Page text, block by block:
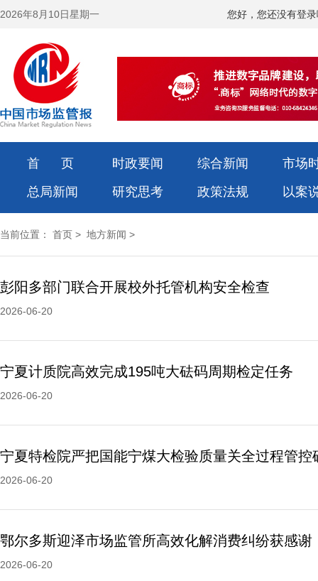
2026年8月10日星期一 您好，您还没有登
首 页 时政要闻 综合新闻
市场
总局新闻
研究思考 政策法规 以案
当前位置： 首页 > 地方新闻 >
彭阳多部门联合开展校外托管机构安全检查
2026-06-20
宁夏计质院高效完成195吨大砝码周期检定任务
2026-06-20
2026-06-20
鄂尔多斯迎泽市场监管所高效化解消费纠纷获感谢
2026-06-20